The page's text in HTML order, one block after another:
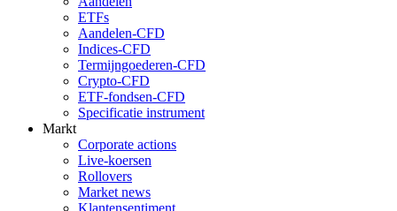
ETFs
Aandelen-CFD
Indices-CFD
Termijngoederen-CFD
Crypto-CFD
ETF-fondsen-CFD
Specificatie instrument
Markt
Corporate actions
Live-koersen
Rollovers
Market news
Klantensentiment